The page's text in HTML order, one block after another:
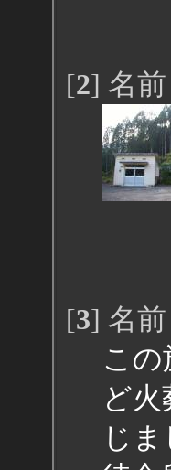
[2] 名前
[3] 名前
こ
ど
じ